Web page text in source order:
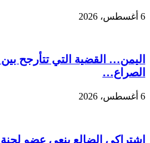
6 أغسطس، 2026
اليمن… القضية التي تتأرجح
الصراع…
6 أغسطس، 2026
اشتراكي الضالع ينعي عضو